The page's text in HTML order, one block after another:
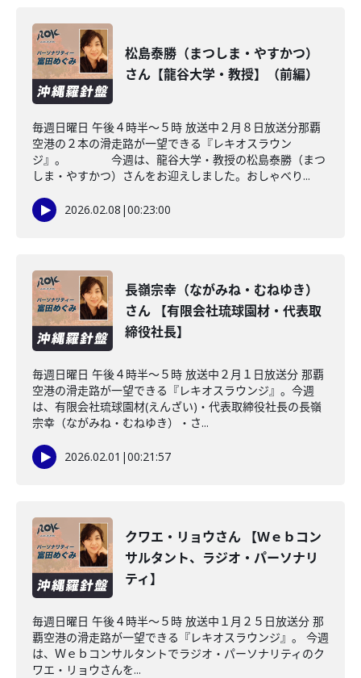
松島泰勝（まつしま・やすかつ）
さん【龍谷大学・教授】（前編）
毎週日曜日 午後４時半～５時 放送中２月８日放送分那覇
空港の２本の滑走路が一望できる『レキオスラウン
ジ』。 今週は、龍谷大学・教授の松島泰勝（まつ
しま・やすかつ）さんをお迎えしました。おしゃべり...
2026.02.08 |00:23:00
長嶺宗幸（ながみね・むねゆき）
さん 【有限会社琉球園材・代表取
締役社長】
毎週日曜日 午後４時半～５時 放送中２月１日放送分 那覇
空港の滑走路が一望できる『レキオスラウンジ』。今週
は、有限会社琉球園材(えんざい)・代表取締役社長の長嶺
宗幸（ながみね・むねゆき）・さ...
2026.02.01 |00:21:57
クワエ・リョウさん 【Ｗｅｂコン
サルタント、ラジオ・パーソナリ
ティ】
毎週日曜日 午後４時半～５時 放送中１月２５日放送分 那
覇空港の滑走路が一望できる『レキオスラウンジ』。 今週
は、Ｗｅｂコンサルタントでラジオ・パーソナリティのク
ワエ・リョウさんを...